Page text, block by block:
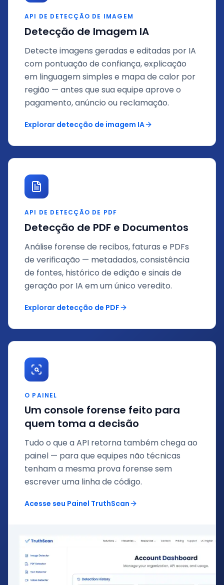
API DE DETECÇÃO DE IMAGEM
Detecção de Imagem IA
Detecte imagens geradas e editadas por IA
com pontuação de confiança, explicação
em linguagem simples e mapa de calor por
região — antes que sua equipe aprove o
pagamento, anúncio ou reclamação.
Explorar detecção de imagem IA
API DE DETECÇÃO DE PDF
Detecção de PDF e Documentos
Análise forense de recibos, faturas e PDFs
de verificação — metadados, consistência
de fontes, histórico de edição e sinais de
geração por IA em um único veredito.
Explorar detecção de PDF
O PAINEL
Um console forense feito para
quem toma a decisão
Tudo o que a API retorna também chega ao
painel — para que equipes não técnicas
tenham a mesma prova forense sem
escrever uma linha de código.
Acesse seu Painel TruthScan